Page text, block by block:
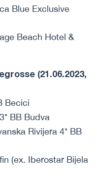
Blue Exclusive
Beach Hotel &
(21.06.2023,
Becici
BB Budva
Rivijera 4* BB
(ex. Iberostar Bijela